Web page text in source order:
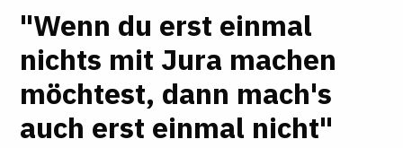
"Wenn du erst einmal
nichts mit Jura machen
möchtest, dann mach's
auch erst einmal nicht"